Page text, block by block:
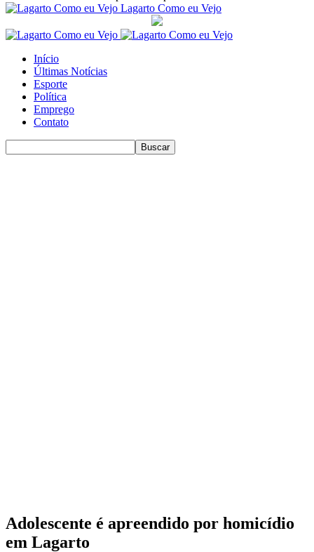
Lagarto Como eu Vejo
Início
Últimas Notícias
Esporte
Política
Emprego
Contato
Adolescente é apreendido por homicídio
em Lagarto